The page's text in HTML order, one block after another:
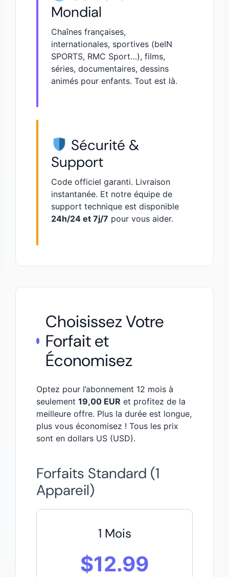
Mondial
Chaînes françaises,
internationales, sportives (beIN
SPORTS, RMC Sport…), films,
séries, documentaires, dessins
animés pour enfants. Tout est là.
Sécurité &
Support
Code officiel garanti. Livraison
instantanée. Et notre équipe de
support technique est disponible
24h/24 et 7j/7 pour vous aider.
Choisissez Votre
Forfait et
Économisez
Optez pour l’abonnement 12 mois à
seulement 19,00 EUR et profitez de la
meilleure offre. Plus la durée est longue,
plus vous économisez ! Tous les prix
sont en dollars US (USD).
Forfaits Standard (1
Appareil)
1 Mois
$12.99